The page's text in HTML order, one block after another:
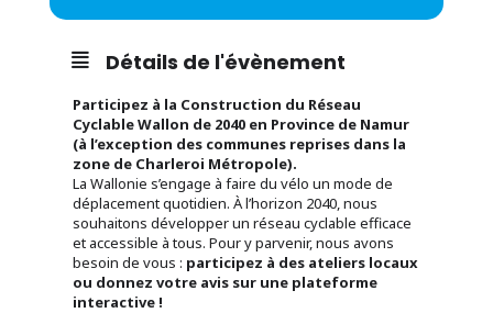
Détails de l'évènement
Participez à la Construction du Réseau
Cyclable Wallon de 2040 en Province de Namur
(à l’exception des communes reprises dans la
zone de Charleroi Métropole).
La Wallonie s’engage à faire du vélo un mode de
déplacement quotidien. À l’horizon 2040, nous
souhaitons développer un réseau cyclable efficace
et accessible à tous. Pour y parvenir, nous avons
besoin de vous : participez à des ateliers locaux
ou donnez votre avis sur une plateforme
interactive !